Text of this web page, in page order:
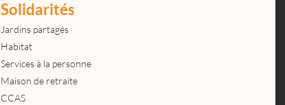
Solidarités
Jardins partagés
Habitat
Services à la personne
Maison de retraite
CCAS